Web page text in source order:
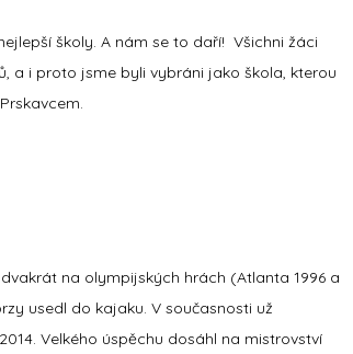
školy. A nám se to daří! Všichni žáci
a i proto jsme byli vybráni jako škola, kterou
na olympijských hrách (Atlanta 1996 a
usedl do kajaku. V současnosti už
Velkého úspěchu dosáhl na mistrovství